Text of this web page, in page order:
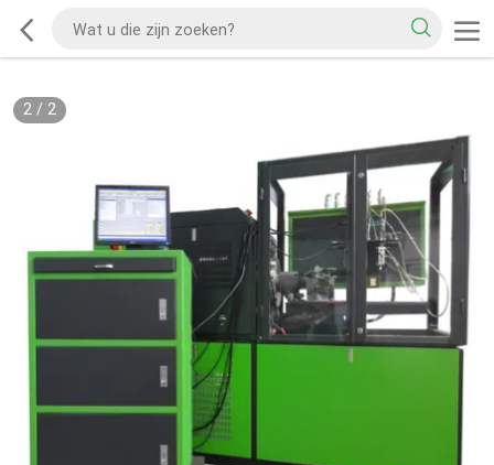
2/ 2